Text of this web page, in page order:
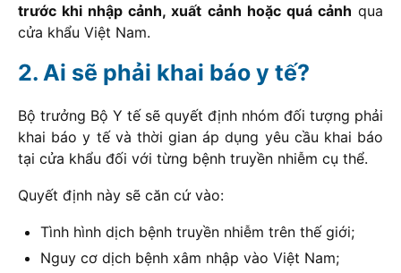
trước khi nhập cảnh, xuất cảnh hoặc quá cảnh qua
cửa khẩu Việt Nam.
Ai sẽ phải khai báo y tế?
Bộ trưởng Bộ Y tế sẽ quyết định nhóm đối tượng phải
khai báo y tế và thời gian áp dụng yêu cầu khai báo
tại cửa khẩu đối với từng bệnh truyền nhiễm cụ thể.
Quyết định này sẽ căn cứ vào:
Tình hình dịch bệnh truyền nhiễm trên thế giới;
Nguy cơ dịch bệnh xâm nhập vào Việt Nam;